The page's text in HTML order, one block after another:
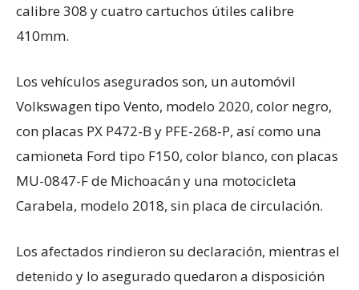
calibre 308 y cuatro cartuchos útiles calibre
410mm.
Los vehículos asegurados son, un automóvil
Volkswagen tipo Vento, modelo 2020, color negro,
con placas PX P472-B y PFE-268-P, así como una
camioneta Ford tipo F150, color blanco, con placas
MU-0847-F de Michoacán y una motocicleta
Carabela, modelo 2018, sin placa de circulación.
Los afectados rindieron su declaración, mientras el
detenido y lo asegurado quedaron a disposición